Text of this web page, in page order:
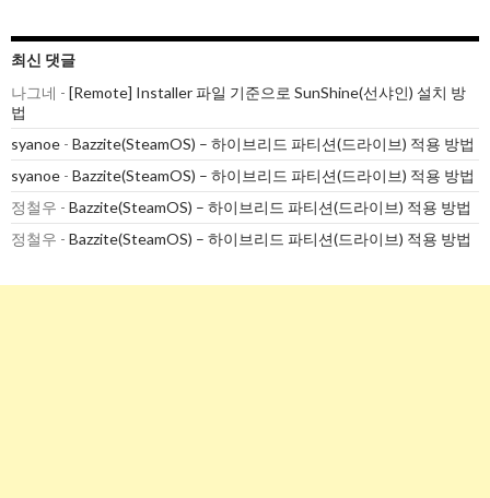
최신 댓글
나그네 - [Remote] Installer 파일 기준으로 SunShine(선샤인) 설치 방
법
syanoe - Bazzite(SteamOS) – 하이브리드 파티션(드라이브) 적용 방법
syanoe - Bazzite(SteamOS) – 하이브리드 파티션(드라이브) 적용 방법
정철우 - Bazzite(SteamOS) – 하이브리드 파티션(드라이브) 적용 방법
정철우 - Bazzite(SteamOS) – 하이브리드 파티션(드라이브) 적용 방법